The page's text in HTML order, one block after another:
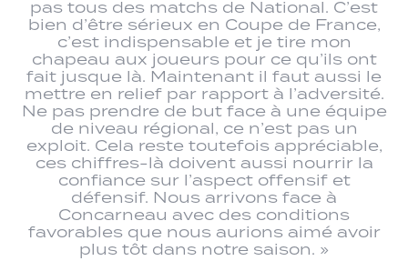
pas tous des matchs de National. C’est
bien d’être sérieux en Coupe de France,
c’est indispensable et je tire mon
chapeau aux joueurs pour ce qu’ils ont
fait jusque là. Maintenant il faut aussi le
mettre en relief par rapport à l’adversité.
Ne pas prendre de but face à une équipe
de niveau régional, ce n’est pas un
exploit. Cela reste toutefois appréciable,
ces chiffres-là doivent aussi nourrir la
confiance sur l’aspect offensif et
défensif. Nous arrivons face à
Concarneau avec des conditions
favorables que nous aurions aimé avoir
plus tôt dans notre saison. »